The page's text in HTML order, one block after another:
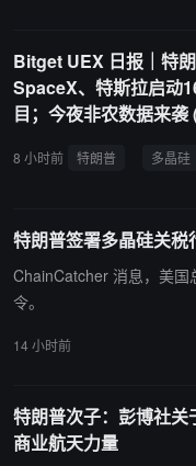
作为支持该法案的条件，
权。
Bitget UEX 日报｜特
SpaceX、特斯拉启动
目；今夜非农数据来袭
8 小时前 特朗普 多晶硅
特朗普签署多晶硅关税
ChainCatcher 消息，美
令。
14 小时前
特朗普次子：彭博社
商业航天力量